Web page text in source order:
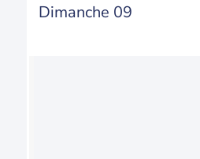
Dimanche 09